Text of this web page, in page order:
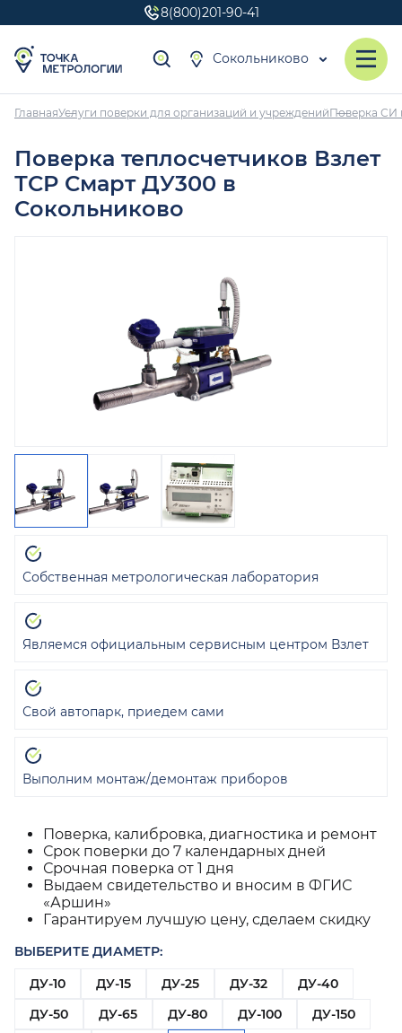
8(800)201-90-41
Сокольниково
ГлавнаяУслуги поверки для организаций и учрежденийПоверка СИ
Поверка теплосчетчиков Взлет
ТСР Смарт ДУ300 в
Сокольниково
Поверка, калибровка, диагностика и ремонт
Срок поверки до 7 календарных дней
Срочная поверка от 1 дня
Выдаем свидетельство и вносим в ФГИС
«Аршин»
Гарантируем лучшую цену, сделаем скидку
ВЫБЕРИТЕ ДИАМЕТР:
ДУ-10
ДУ-15 ДУ-25 ДУ-32
ДУ-40
ДУ-50
ДУ-65 ДУ-80 ДУ-100
ДУ-150
Собственная метрологическая лаборатория
Являемся официальным сервисным центром Взлет
Свой автопарк, приедем сами
Выполним монтаж/демонтаж приборов